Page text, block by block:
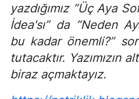
yazdığımız “Üç Aya
İdea'sı” da “Neden
bu kadar önemli?”
tutacaktır. Yazımızın
biraz açmaktayız.